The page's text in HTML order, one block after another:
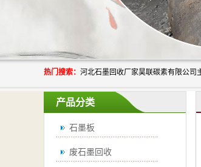
热门搜索：
产品分类
石墨板
废石墨回收